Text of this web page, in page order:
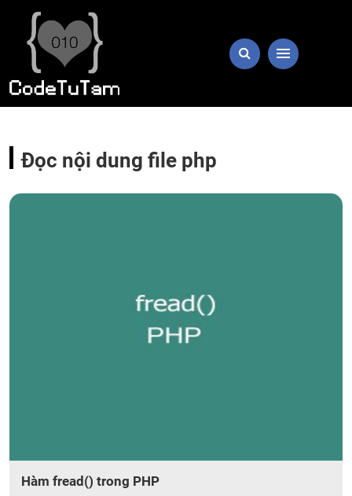
Đọc nội dung file php
Hàm fread() trong PHP